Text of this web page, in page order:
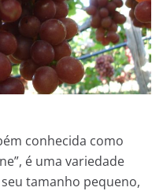
conhecida como
é uma variedade
tamanho pequeno,